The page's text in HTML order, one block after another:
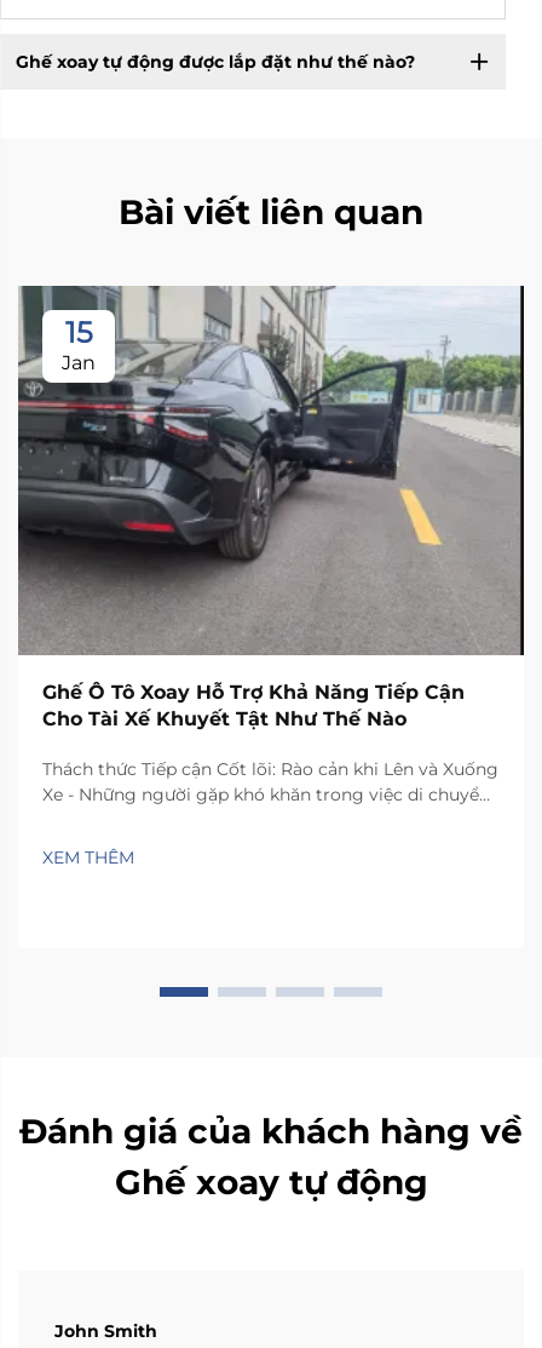
Ghế xoay tự động được lắp đặt như thế nào?
Bài viết liên quan
15
Jan
Ghế Ô Tô Xoay Hỗ Trợ Khả Năng Tiếp Cận
Cho Tài Xế Khuyết Tật Như Thế Nào
Thách thức Tiếp cận Cốt lõi: Rào cản khi Lên và Xuống
Xe - Những người gặp khó khăn trong việc di chuyển
khi lên xuống ghế xe hơi thông thường. Không gian
bên trong hầu hết các phương tiện quá chật hẹp,
XEM THÊM
Đánh giá của khách hàng về
Ghế xoay tự động
John Smith